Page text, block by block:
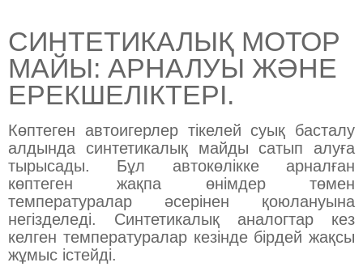
СИНТЕТИКАЛЫҚ МОТОР
МАЙЫ: АРНАЛУЫ ЖӘНЕ
ЕРЕКШЕЛІКТЕРІ.
Көптеген автоигерлер тікелей суық басталу
алдында синтетикалық майды сатып алуға
тырысады. Бұл автокөлікке арналған
көптеген жақпа өнімдер төмен
температуралар әсерінен қоюлануына
негізделеді. Синтетикалық аналогтар кез
келген температуралар кезінде бірдей жақсы
жұмыс істейді.